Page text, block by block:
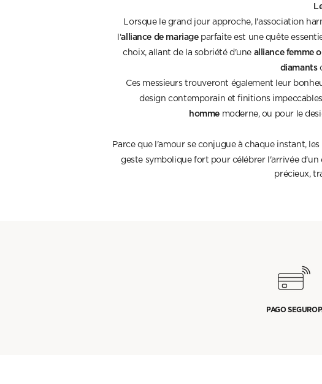
Lorsque le grand jour approche, l'association
l'alliance de mariageparfaite est une quête
choix, allant de la sobriété d'une alliance femme
diamants
Ces messieurs trouveront également leur
design contemporain et finitions
homme moderne, ou pour le
Parce que l'amour se conjugue à chaque instant,
geste symbolique fort pour célébrer l'arrivée d'un
précieux,
PAGO SEGURO